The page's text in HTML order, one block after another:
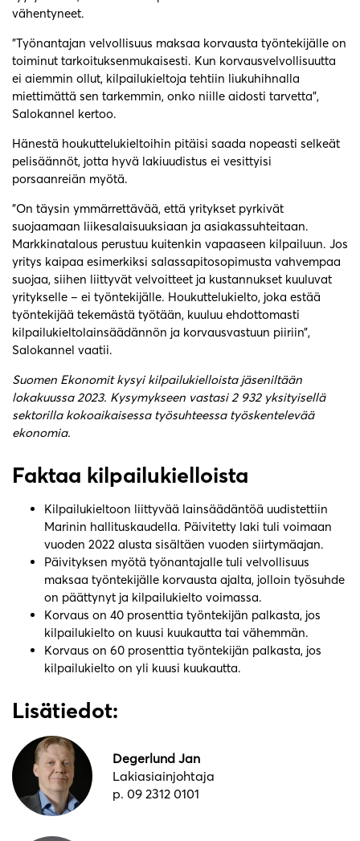
vähentyneet.
”Työnantajan velvollisuus maksaa korvausta työntekijälle on
toiminut tarkoituksenmukaisesti. Kun korvausvelvollisuutta
ei aiemmin ollut, kilpailukieltoja tehtiin liukuhihnalla
miettimättä sen tarkemmin, onko niille aidosti tarvetta”,
Salokannel kertoo.
Hänestä houkuttelukieltoihin pitäisi saada nopeasti selkeät
pelisäännöt, jotta hyvä lakiuudistus ei vesittyisi
porsaanreiän myötä.
”On täysin ymmärrettävää, että yritykset pyrkivät
suojaamaan liikesalaisuuksiaan ja asiakassuhteitaan.
Markkinatalous perustuu kuitenkin vapaaseen kilpailuun. Jos
yritys kaipaa esimerkiksi salassapitosopimusta vahvempaa
suojaa, siihen liittyvät velvoitteet ja kustannukset kuuluvat
yritykselle – ei työntekijälle. Houkuttelukielto, joka estää
työntekijää tekemästä työtään, kuuluu ehdottomasti
kilpailukieltolainsäädännön ja korvausvastuun piiriin”,
Salokannel vaatii.
Suomen Ekonomit kysyi kilpailukielloista jäseniltään
lokakuussa 2023. Kysymykseen vastasi 2 932 yksityisellä
sektorilla kokoaikaisessa työsuhteessa työskentelevää
ekonomia.
Faktaa kilpailukielloista
Kilpailukieltoon liittyvää lainsäädäntöä uudistettiin
Marinin hallituskaudella. Päivitetty laki tuli voimaan
vuoden 2022 alusta sisältäen vuoden siirtymäajan.
Päivityksen myötä työnantajalle tuli velvollisuus
maksaa työntekijälle korvausta ajalta, jolloin työsuhde
on päättynyt ja kilpailukielto voimassa.
Korvaus on 40 prosenttia työntekijän palkasta, jos
kilpailukielto on kuusi kuukautta tai vähemmän.
Korvaus on 60 prosenttia työntekijän palkasta, jos
kilpailukielto on yli kuusi kuukautta.
Lisätiedot:
Degerlund Jan
Lakiasiainjohtaja
p. 09 2312 0101